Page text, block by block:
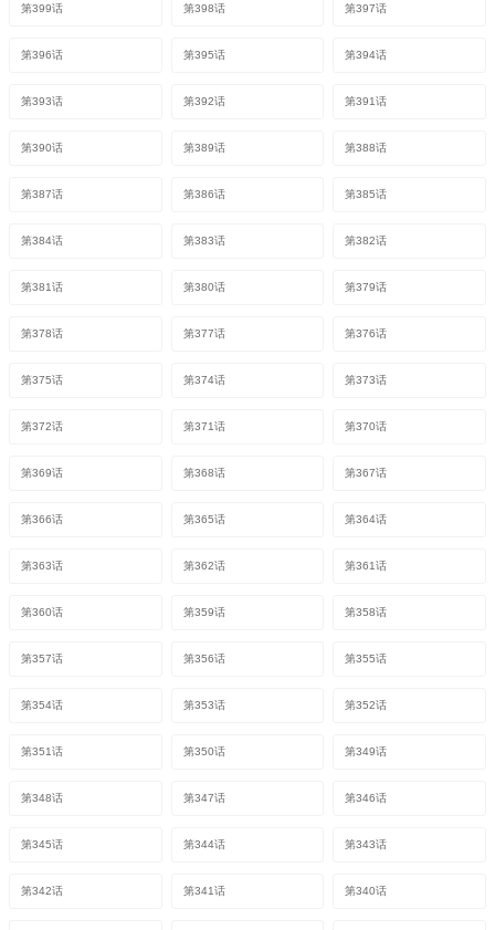
第399话 第398话 第397话
第396话 第395话 第394话
第393话 第392话 第391话
第390话 第389话 第388话
第387话 第386话 第385话
第384话 第383话 第382话
第381话 第380话 第379话
第378话 第377话 第376话
第375话 第374话 第373话
第372话 第371话 第370话
第369话 第368话 第367话
第366话 第365话 第364话
第363话 第362话 第361话
第360话 第359话 第358话
第357话 第356话 第355话
第354话 第353话 第352话
第351话 第350话 第349话
第348话 第347话 第346话
第345话 第344话 第343话
第342话 第341话 第340话